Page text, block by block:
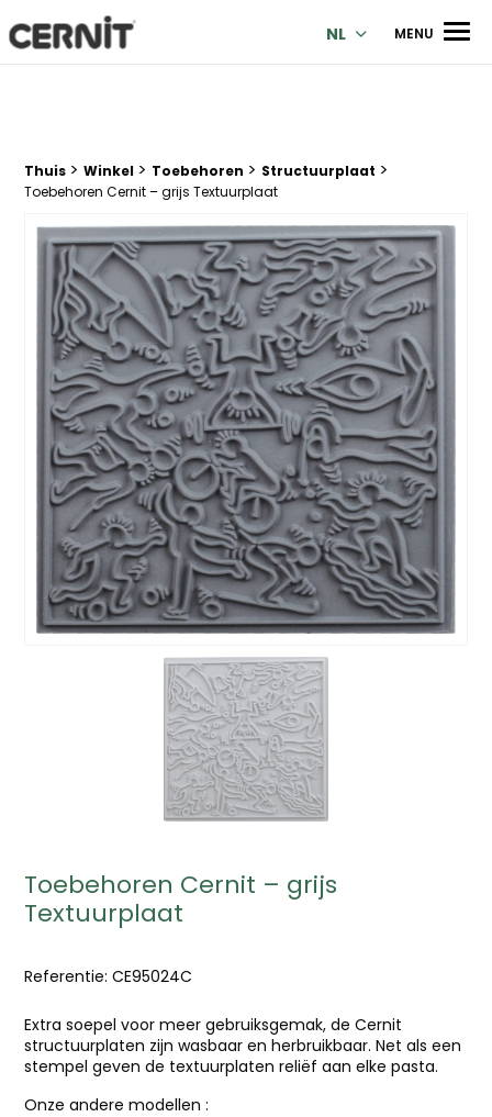
Cernit Une qualité haut de gamme pour des créations
NL MENU
Breadcrumb trail:
Thuis > Winkel > Toebehoren > Structuurplaat >
Toebehoren Cernit – grijs Textuurplaat
Toebehoren Cernit – grijs
Textuurplaat
Referentie: CE95024C
Extra soepel voor meer gebruiksgemak, de Cernit
structuurplaten zijn wasbaar en herbruikbaar. Net als een
stempel geven de textuurplaten reliëf aan elke pasta.
Onze andere modellen :